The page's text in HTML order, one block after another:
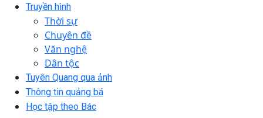
Truyền hình
Thời sự
Chuyên đề
Văn nghệ
Dân tộc
Tuyên Quang qua ảnh
Thông tin quảng bá
Học tập theo Bác